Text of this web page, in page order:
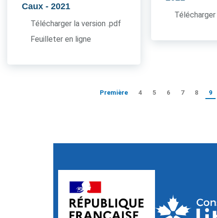
Caux - 2021
Télécharger la version .pdf
Feuilleter en ligne
Première 4 5 6 7 8 9